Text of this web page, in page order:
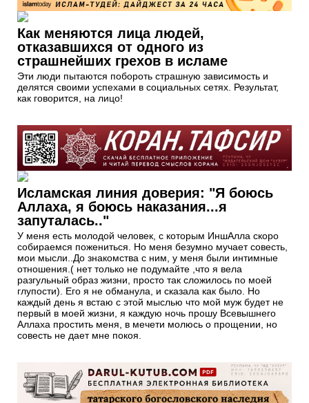
Как меняются лица людей,
отказавшихся от одного из
страшнейших грехов в исламе
Эти люди пытаются побороть страшную зависимость и
делятся своими успехами в социальных сетях. Результат,
как говорится, на лицо!
Исламская линия доверия: "Я боюсь
Аллаха, я боюсь наказания...я
запуталась.."
У меня есть молодой человек, с которым ИншАлла скоро
собираемся пожениться. Но меня безумно мучает совесть,
мои мысли..До знакомства с ним, у меня были интимные
отношения.( нет только не подумайте ,что я вела
разгульный образ жизни, просто так сложилось по моей
глупости). Его я не обманула, и сказала как было. Но
каждый день я встаю с этой мыслью что мой муж будет не
первый в моей жизни, я каждую ночь прошу Всевышнего
Аллаха простить меня, в мечети молюсь о прощении, но
совесть не дает мне покоя.